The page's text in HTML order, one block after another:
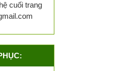
cuối trang